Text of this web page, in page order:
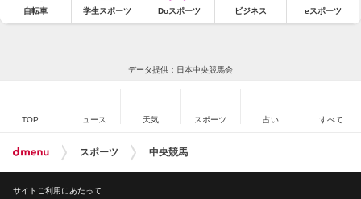
自転車 学生スポーツ Doスポーツ ビジネス eスポーツ
データ提供：日本中央競馬会
TOP ニュース 天気 スポーツ 占い すべて
スポーツ 中央競馬
サイトご利用にあたって